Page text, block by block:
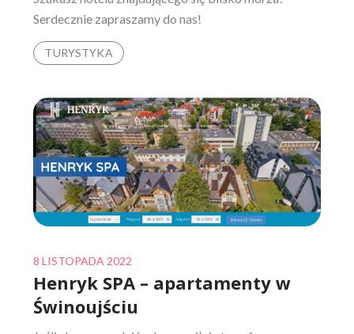
Serdecznie zapraszamy do nas!
TURYSTYKA
Posted
on
8 LISTOPADA 2022
Henryk SPA – apartamenty w
Świnoujściu